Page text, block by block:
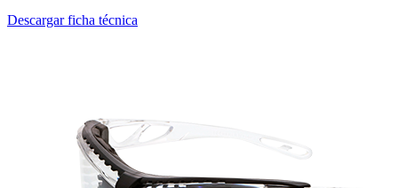
Descargar ficha técnica